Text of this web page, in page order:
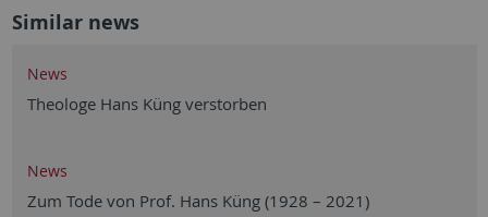
Similar news
News
Theologe Hans Küng verstorben
News
Zum Tode von Prof. Hans Küng (1928 – 2021)